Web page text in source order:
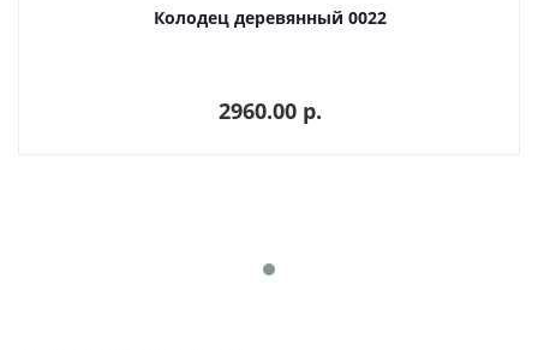
Колодец деревянный 0022
2960.00 p.